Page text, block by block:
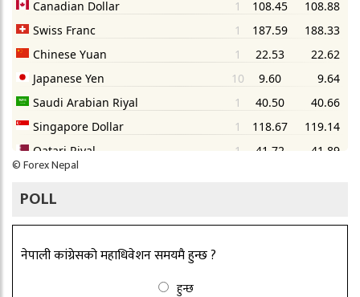
©Forex Nepal
POLL
नेपाली कांग्रेसको महाधिवेशन समयमै हुन्छ ?
हुन्छ